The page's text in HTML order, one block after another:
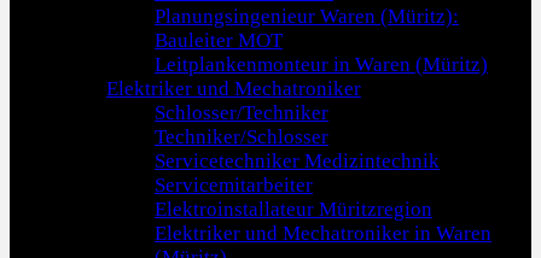
Planungsingenieur Waren (Müritz):
Bauleiter MOT
Leitplankenmonteur in Waren (Müritz)
Elektriker und Mechatroniker
Schlosser/Techniker
Techniker/Schlosser
Servicetechniker Medizintechnik
Servicemitarbeiter
Elektroinstallateur Müritzregion
Elektriker und Mechatroniker in Waren